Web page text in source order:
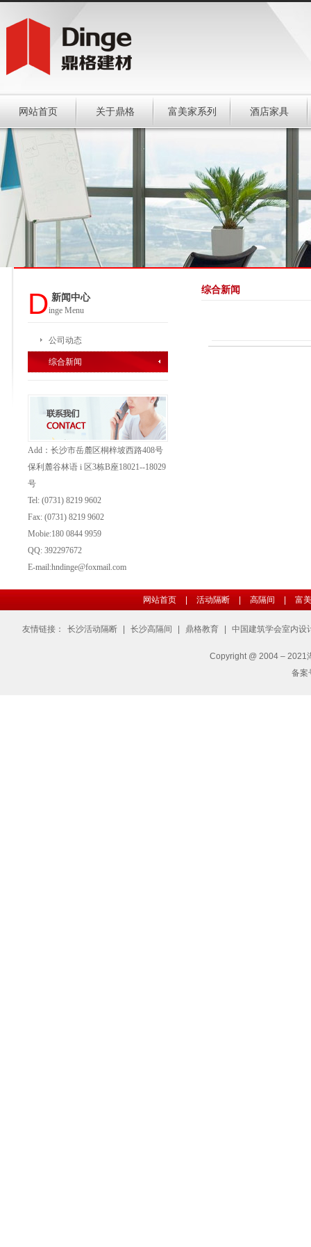
网站首页 关于鼎格 富美家系列 酒店家具
D 新闻中心
inge Menu
公司动态
综合新闻
Add：长沙市岳麓区桐梓坡西路408号
保利麓谷林语 i 区3栋B座18021--18029
号
Tel: (0731) 8219 9602
Fax: (0731) 8219 9602
Mobie:180 0844 9959
QQ: 392297672
E-mail:hndinge@foxmail.com
综合新闻
网站首页 活动隔断 高隔间 富
友情链接： 长沙活动隔断 长沙高隔间 鼎格教育 中国建筑学会室内设
Copyright @ 2004 – 2021
备案